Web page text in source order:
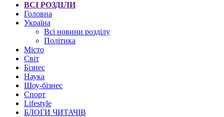
ВСІ РОЗДІЛИ
Головна
Україна
Всі новини розділу
Політика
Місто
Світ
Бізнес
Наука
Шоу-бізнес
Спорт
Lifestyle
БЛОГИ ЧИТАЧІВ